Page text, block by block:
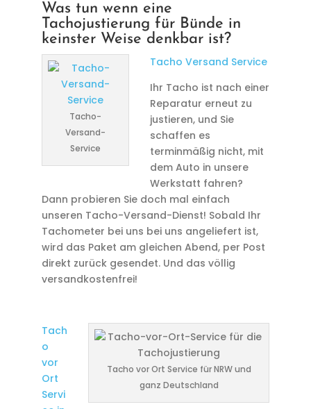
Was tun wenn eine
Tachojustierung für Bünde in
keinster Weise denkbar ist?
Tacho-
Versand-
Service
Tacho Versand Service
Ihr Tacho ist nach einer
Reparatur erneut zu
justieren, und Sie
schaffen es
terminmäßig nicht, mit
dem Auto in unsere
Werkstatt fahren?
Dann probieren Sie doch mal einfach
unseren Tacho-Versand-Dienst! Sobald Ihr
Tachometer bei uns bei uns angeliefert ist,
wird das Paket am gleichen Abend, per Post
direkt zurück gesendet. Und das völlig
versandkostenfrei!
Tacho vor Ort Service für NRW und
ganz Deutschland
Tach
o
vor
Ort
Servi